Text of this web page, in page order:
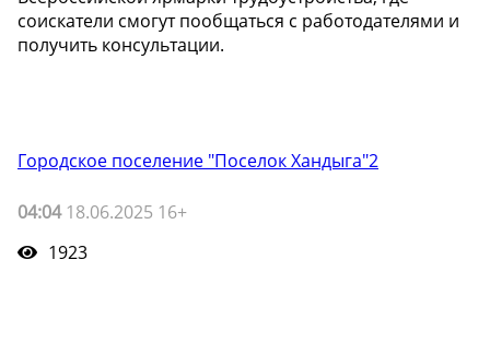
соискатели смогут пообщаться с работодателями и
получить консультации.
Городское поселение "Поселок Хандыга"2
04:0418.06.2025 16+
1923